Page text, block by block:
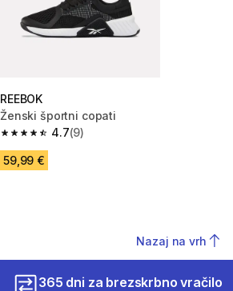
REEBOK
Ženski športni copati
4.7
4.7 od 5 zvezdic from 9 ocene
(9)
59,99 €
Nazaj na vrh
365 dni za brezskrbno vračilo